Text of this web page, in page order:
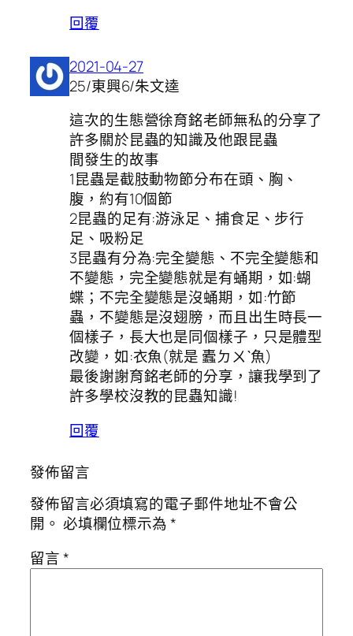
回覆
2021-04-27
25/東興6/朱文逵
這次的生態營徐育銘老師無私的分享了
許多關於昆蟲的知識及他跟昆蟲
間發生的故事
1昆蟲是截肢動物節分布在頭、胸、
腹，約有10個節
2昆蟲的足有:游泳足、捕食足、步行
足、吸粉足
3昆蟲有分為:完全變態、不完全變態和
不變態，完全變態就是有蛹期，如:蝴
蝶；不完全變態是沒蛹期，如:竹節
蟲，不變態是沒翅膀，而且出生時長一
個樣子，長大也是同個樣子，只是體型
改變，如:衣魚(就是 蠹ㄉㄨˋ魚)
最後謝謝育銘老師的分享，讓我學到了
許多學校沒教的昆蟲知識!
回覆
發佈留言
發佈留言必須填寫的電子郵件地址不會公
開。 必填欄位標示為*
留言*